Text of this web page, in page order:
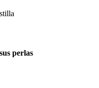
perlas